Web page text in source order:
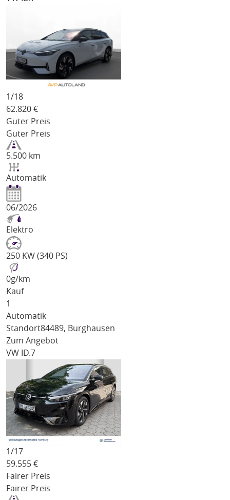
1/18
62.820 €
Guter Preis
Guter Preis
5.500 km
Automatik
06/2026
Elektro
250 KW (340 PS)
0g/km
Kauf
1
Automatik
Standort84489, Burghausen
Zum Angebot
VW ID.7
1/17
59.555 €
Fairer Preis
Fairer Preis